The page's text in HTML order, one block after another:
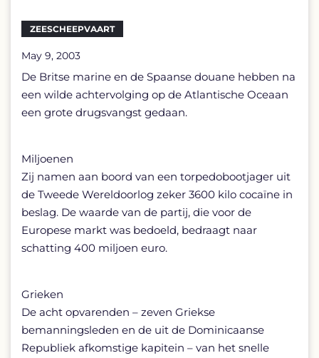
ZEESCHEEPVAART
May 9, 2003
De Britse marine en de Spaanse douane hebben na
een wilde achtervolging op de Atlantische Oceaan
een grote drugsvangst gedaan.
Miljoenen
Zij namen aan boord van een torpedobootjager uit
de Tweede Wereldoorlog zeker 3600 kilo cocaïne in
beslag. De waarde van de partij, die voor de
Europese markt was bedoeld, bedraagt naar
schatting 400 miljoen euro.
Grieken
De acht opvarenden – zeven Griekse
bemanningsleden en de uit de Dominicaanse
Republiek afkomstige kapitein – van het snelle